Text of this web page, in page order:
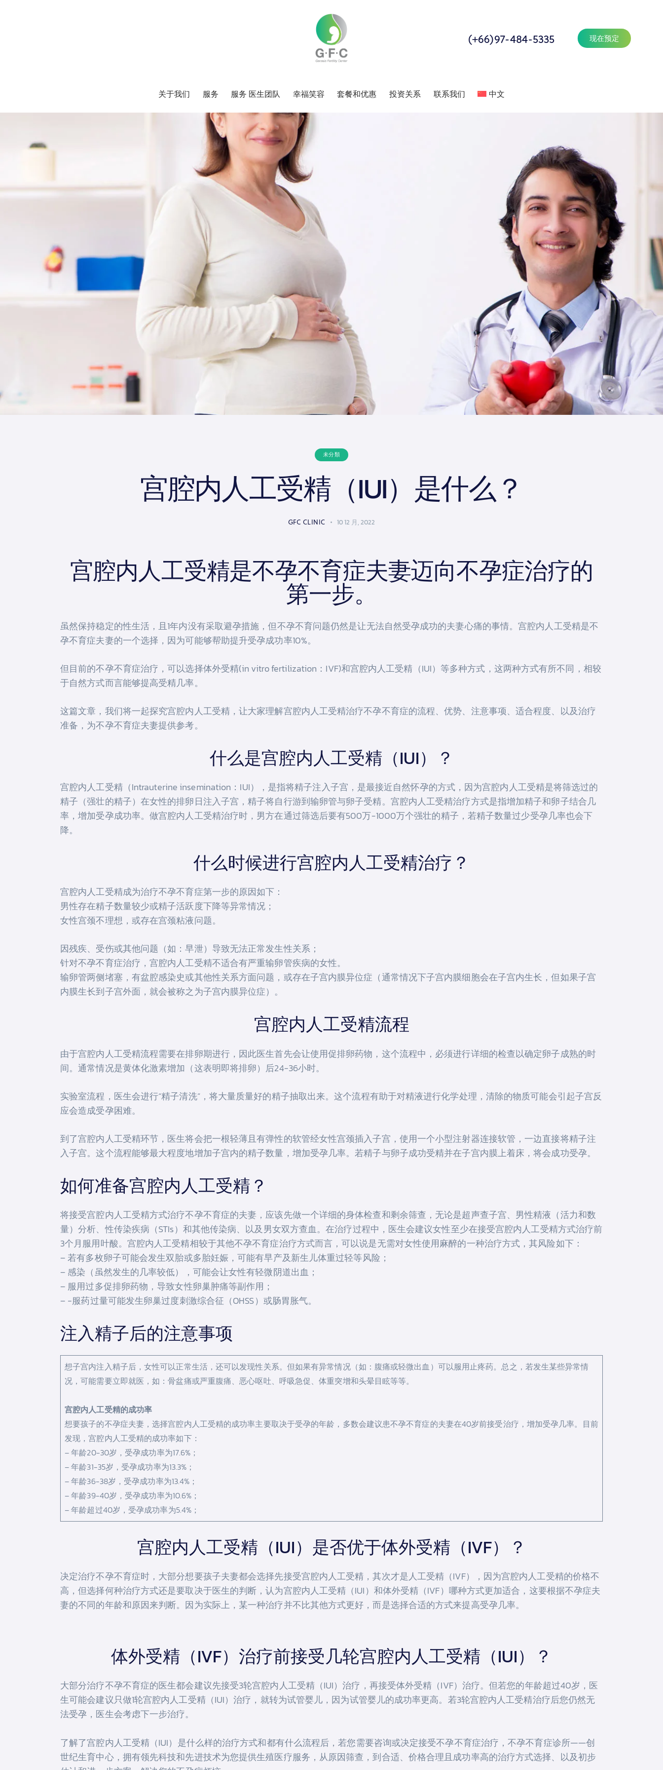
(+66)97-484-5335 现在预定
关于我们 服务 服务 医生团队 幸福笑容 套餐和优惠 投资关系 联系我们 中文
关于我们 服务 服务 医生团队
未分類
宫腔内人工受精（IUI）是什么？
GFC CLINIC 10 12 月, 2022
宫腔内人工受精是不孕不育症夫妻迈向不孕症治疗的
第一步。
虽然保持稳定的性生活，且1年内没有采取避孕措施，但不孕不育问题仍然是让无法自然受孕成功的夫妻心痛的事情。宫腔内人工受精是不
孕不育症夫妻的一个选择，因为可能够帮助提升受孕成功率10%。
但目前的不孕不育症治疗，可以选择体外受精(in vitro fertilization：IVF)和宫腔内人工受精（IUI）等多种方式，这两种方式有所不同，相较
于自然方式而言能够提高受精几率。
这篇文章，我们将一起探究宫腔内人工受精，让大家理解宫腔内人工受精治疗不孕不育症的流程、优势、注意事项、适合程度、以及治疗
准备，为不孕不育症夫妻提供参考。
什么是宫腔内人工受精（IUI）？
宫腔内人工受精（Intrauterine insemination：IUI），是指将精子注入子宫，是最接近自然怀孕的方式，因为宫腔内人工受精是将筛选过的
精子（强壮的精子）在女性的排卵日注入子宫，精子将自行游到输卵管与卵子受精。宫腔内人工受精治疗方式是指增加精子和卵子结合几
率，增加受孕成功率。做宫腔内人工受精治疗时，男方在通过筛选后要有500万-1000万个强壮的精子，若精子数量过少受孕几率也会下
降。
什么时候进行宫腔内人工受精治疗？
宫腔内人工受精成为治疗不孕不育症第一步的原因如下：
男性存在精子数量较少或精子活跃度下降等异常情况；
女性宫颈不理想，或存在宫颈粘液问题。
因残疾、受伤或其他问题（如：早泄）导致无法正常发生性关系；
针对不孕不育症治疗，宫腔内人工受精不适合有严重输卵管疾病的女性。
输卵管两侧堵塞，有盆腔感染史或其他性关系方面问题，或存在子宫内膜异位症（通常情况下子宫内膜细胞会在子宫内生长，但如果子宫
内膜生长到子宫外面，就会被称之为子宫内膜异位症）。
宫腔内人工受精流程
由于宫腔内人工受精流程需要在排卵期进行，因此医生首先会让使用促排卵药物，这个流程中，必须进行详细的检查以确定卵子成熟的时
间。通常情况是黄体化激素增加（这表明即将排卵）后24-36小时。
实验室流程，医生会进行“精子清洗”，将大量质量好的精子抽取出来。这个流程有助于对精液进行化学处理，清除的物质可能会引起子宫反
应会造成受孕困难。
到了宫腔内人工受精环节，医生将会把一根轻薄且有弹性的软管经女性宫颈插入子宫，使用一个小型注射器连接软管，一边直接将精子注
入子宫。这个流程能够最大程度地增加子宫内的精子数量，增加受孕几率。若精子与卵子成功受精并在子宫内膜上着床，将会成功受孕。
如何准备宫腔内人工受精？
将接受宫腔内人工受精方式治疗不孕不育症的夫妻，应该先做一个详细的身体检查和剩余筛查，无论是超声查子宫、男性精液（活力和数
量）分析、性传染疾病（STIs）和其他传染病、以及男女双方查血。在治疗过程中，医生会建议女性至少在接受宫腔内人工受精方式治疗前
3个月服用叶酸。宫腔内人工受精相较于其他不孕不育症治疗方式而言，可以说是无需对女性使用麻醉的一种治疗方式，其风险如下：
– 若有多枚卵子可能会发生双胎或多胎妊娠，可能有早产及新生儿体重过轻等风险；
– 感染（虽然发生的几率较低），可能会让女性有轻微阴道出血；
– 服用过多促排卵药物，导致女性卵巢肿痛等副作用；
– -服药过量可能发生卵巢过度刺激综合征（OHSS）或肠胃胀气。
注入精子后的注意事项
想子宫内注入精子后，女性可以正常生活，还可以发现性关系。但如果有异常情况（如：腹痛或轻微出血）可以服用止疼药。总之，若发生某些异常情
况，可能需要立即就医，如：骨盆痛或严重腹痛、恶心呕吐、呼吸急促、体重突增和头晕目眩等等。
宫腔内人工受精的成功率
想要孩子的不孕症夫妻，选择宫腔内人工受精的成功率主要取决于受孕的年龄，多数会建议患不孕不育症的夫妻在40岁前接受治疗，增加受孕几率。目前
发现，宫腔内人工受精的成功率如下：
– 年龄20-30岁，受孕成功率为17.6%；
– 年龄31-35岁，受孕成功率为13.3%；
– 年龄36-38岁，受孕成功率为13.4%；
– 年龄39-40岁，受孕成功率为10.6%；
– 年龄超过40岁，受孕成功率为5.4%；
宫腔内人工受精（IUI）是否优于体外受精（IVF）？
决定治疗不孕不育症时，大部分想要孩子夫妻都会选择先接受宫腔内人工受精，其次才是人工受精（IVF），因为宫腔内人工受精的价格不
高，但选择何种治疗方式还是要取决于医生的判断，认为宫腔内人工受精（IUI）和体外受精（IVF）哪种方式更加适合，这要根据不孕症夫
妻的不同的年龄和原因来判断。因为实际上，某一种治疗并不比其他方式更好，而是选择合适的方式来提高受孕几率。
体外受精（IVF）治疗前接受几轮宫腔内人工受精（IUI）？
大部分治疗不孕不育症的医生都会建议先接受3轮宫腔内人工受精（IUI）治疗，再接受体外受精（IVF）治疗。但若您的年龄超过40岁，医
生可能会建议只做1轮宫腔内人工受精（IUI）治疗，就转为试管婴儿，因为试管婴儿的成功率更高。若3轮宫腔内人工受精治疗后您仍然无
法受孕，医生会考虑下一步治疗。
了解了宫腔内人工受精（IUI）是什么样的治疗方式和都有什么流程后，若您需要咨询或决定接受不孕不育症治疗，不孕不育症诊所——创
世纪生育中心，拥有领先科技和先进技术为您提供生殖医疗服务，从原因筛查，到合适、价格合理且成功率高的治疗方式选择、以及初步